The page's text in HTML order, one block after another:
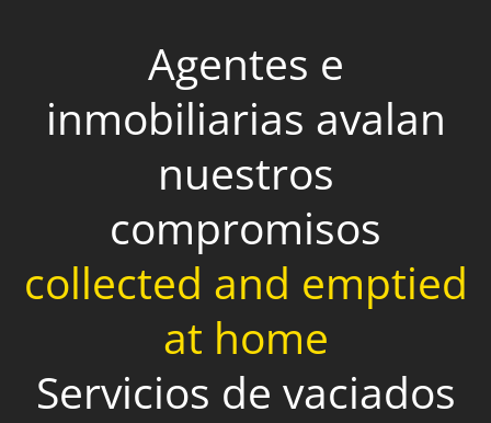
Agentes e
inmobiliarias avalan
nuestros
compromisos
collected and emptied
at home
Servicios de vaciados